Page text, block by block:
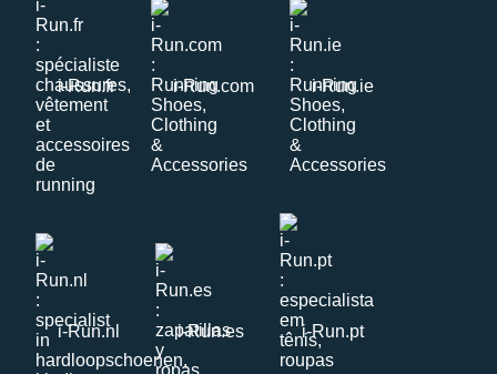
i-Run.fr i-Run.com i-Run.ie
i-Run.nl i-Run.es i-Run.pt